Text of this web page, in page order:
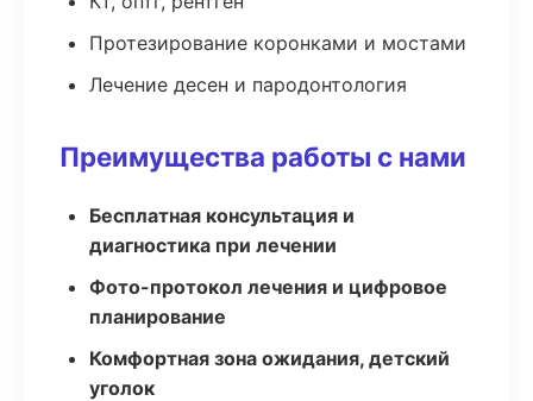
Протезирование коронками и мостами
Лечение десен и пародонтология
Преимущества работы с нами
Бесплатная консультация и
диагностика при лечении
Фото-протокол лечения и цифровое
планирование
Комфортная зона ожидания, детский
уголок